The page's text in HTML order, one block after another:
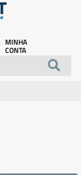
MINHA
CONTA